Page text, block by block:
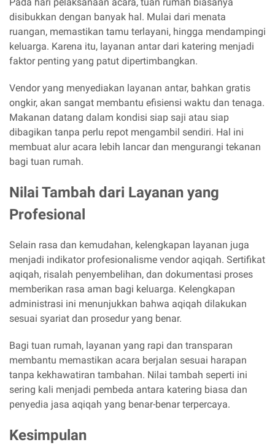
disibukkan dengan banyak hal. Mulai dari menata
ruangan, memastikan tamu terlayani, hingga mendampingi
keluarga. Karena itu, layanan antar dari katering menjadi
faktor penting yang patut dipertimbangkan.
Vendor yang menyediakan layanan antar, bahkan gratis
ongkir, akan sangat membantu efisiensi waktu dan tenaga.
Makanan datang dalam kondisi siap saji atau siap
dibagikan tanpa perlu repot mengambil sendiri. Hal ini
membuat alur acara lebih lancar dan mengurangi tekanan
bagi tuan rumah.
Nilai Tambah dari Layanan yang
Profesional
Selain rasa dan kemudahan, kelengkapan layanan juga
menjadi indikator profesionalisme vendor aqiqah. Sertifikat
aqiqah, risalah penyembelihan, dan dokumentasi proses
memberikan rasa aman bagi keluarga. Kelengkapan
administrasi ini menunjukkan bahwa aqiqah dilakukan
sesuai syariat dan prosedur yang benar.
Bagi tuan rumah, layanan yang rapi dan transparan
membantu memastikan acara berjalan sesuai harapan
tanpa kekhawatiran tambahan. Nilai tambah seperti ini
sering kali menjadi pembeda antara katering biasa dan
penyedia jasa aqiqah yang benar-benar terpercaya.
Kesimpulan